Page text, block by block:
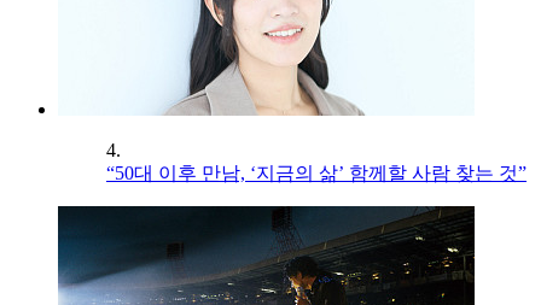
4.
“50대 이후 만남, ‘지금의 삶’ 함께할 사람 찾는 것”